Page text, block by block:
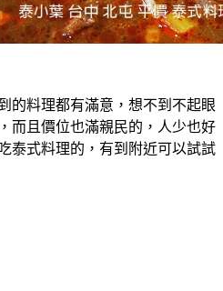
的料理都有滿意，想不到不起眼
而且價位也滿親民的，人少也好
泰式料理的，有到附近可以試試